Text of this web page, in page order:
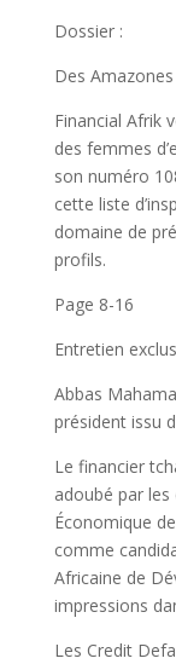
Dossier :
Des Amazones
Financial Afrik
des femmes
son numéro
cette liste
domaine de
profils.
Page 8-16
Entretien
Abbas
président issu
Le financier
adoubé par les
Économique
comme
Africaine de
impressions
Les Credit